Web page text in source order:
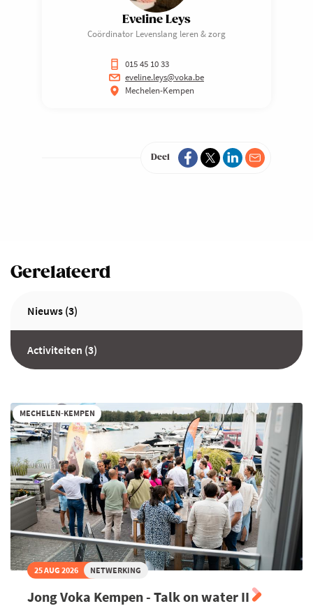
Eveline Leys
Coördinator Levenslang leren & zorg
015 45 10 33
eveline.leys@voka.be
Mechelen-Kempen
Deel
Gerelateerd
Nieuws (3)
Activiteiten (3)
MECHELEN-KEMPEN
25 AUG 2026 NETWERKING
Jong Voka Kempen - Talk on water II